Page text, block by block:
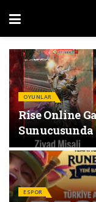
OYUNLAR
Rise Online
ESPOR